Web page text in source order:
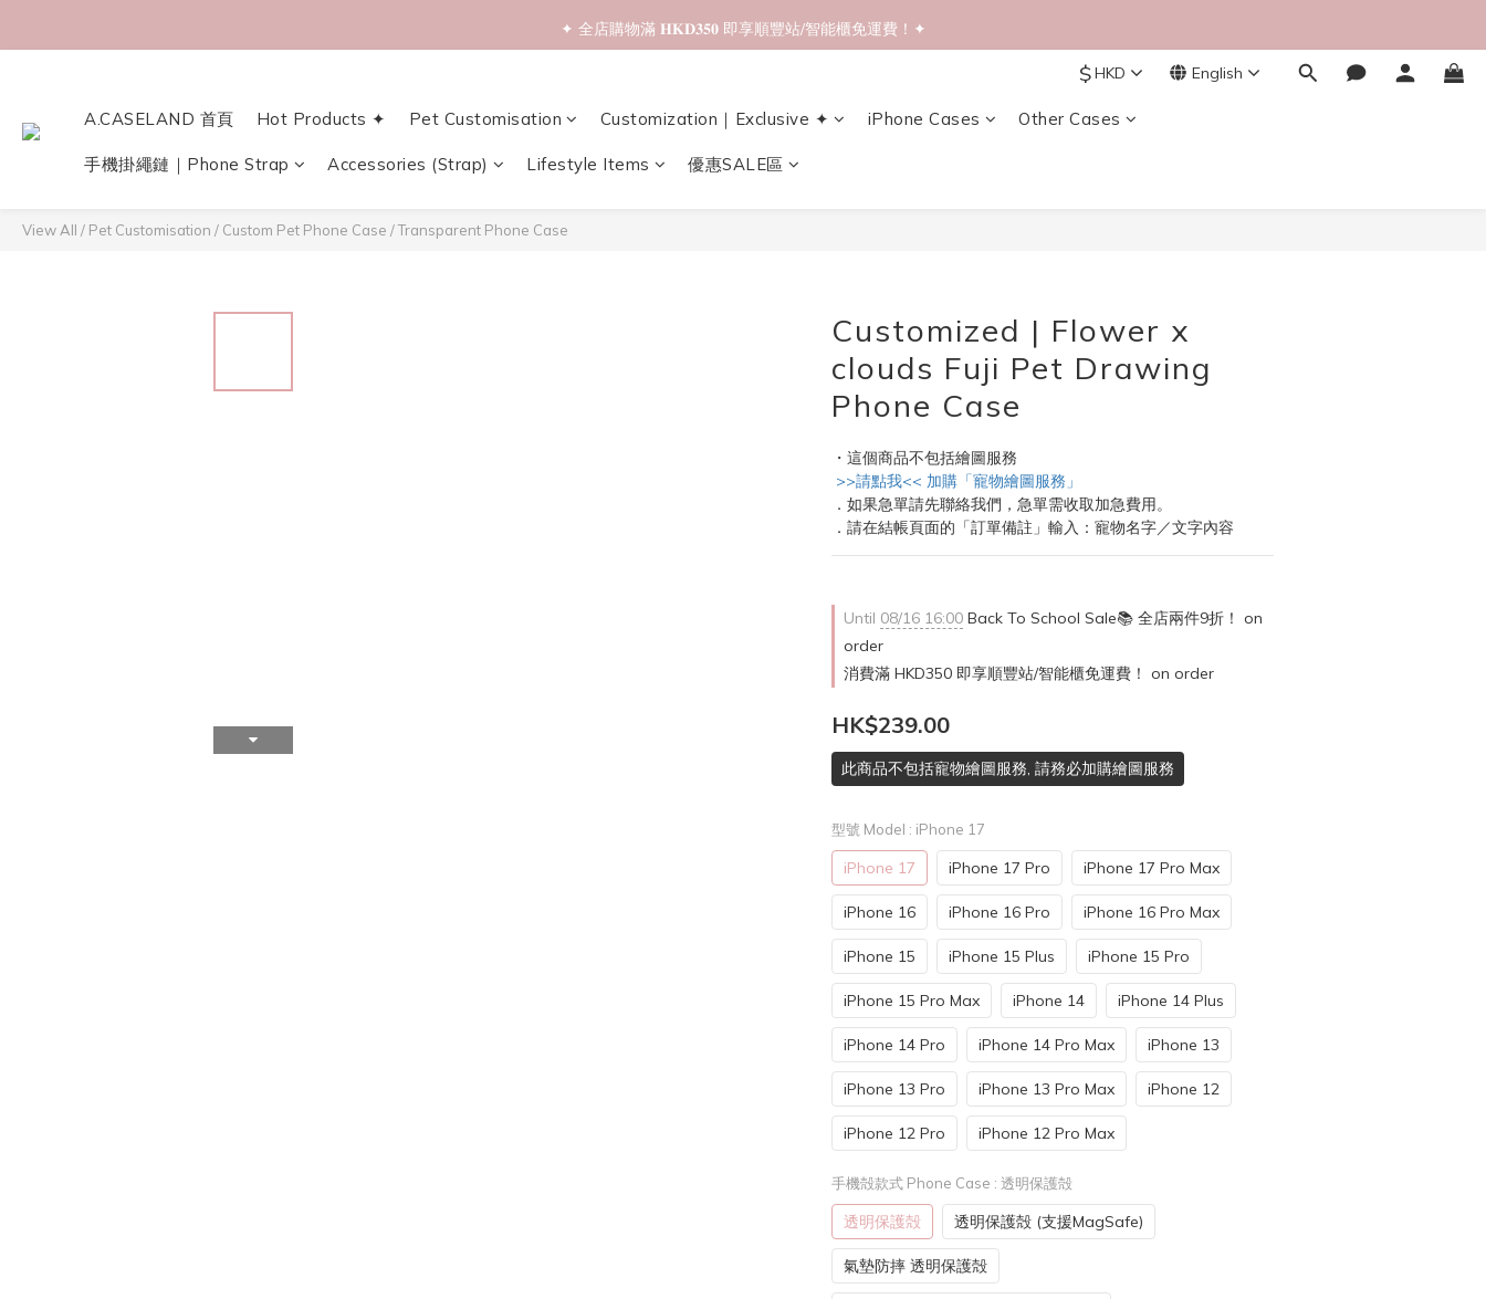
✦ 𝐁𝐚𝐜𝐤 𝐓𝐨 𝐒𝐜𝐡𝐨𝐨𝐥 𝐒𝐚𝐥𝐞📚 全店兩件𝟗折！✦
✦ 全店購物滿 𝐇𝐊𝐃𝟑𝟓𝟎 即享順豐站/智能櫃免運費！✦
$HKD English
A.CASELAND 首頁 Hot Products ✦ Pet Customisation Customization｜Exclusive ✦ iPhone Cases Other Cases
手機掛繩鏈｜Phone Strap Accessories (Strap) Lifestyle Items 優惠SALE區
View All / Pet Customisation / Custom Pet Phone Case /Transparent Phone Case
Customized | Flower x
clouds Fuji Pet Drawing
Phone Case
・這個商品不包括繪圖服務
>>請點我<< 加購「寵物繪圖服務」
．如果急單請先聯絡我們，急單需收取加急費用。
．請在結帳頁面的「訂單備註」輸入：寵物名字／文字內容
Until 08/16 16:00Back To School Sale📚 全店兩件9折！ on
order
消費滿 HKD350 即享順豐站/智能櫃免運費！ on order
HK$239.00
此商品不包括寵物繪圖服務, 請務必加購繪圖服務
型號 Model : iPhone 17
iPhone 17 iPhone 17 Pro iPhone 17 Pro Max
iPhone 16 iPhone 16 Pro iPhone 16 Pro Max
iPhone 15 iPhone 15 Plus iPhone 15 Pro
iPhone 15 Pro Max iPhone 14 iPhone 14 Plus
iPhone 14 Pro iPhone 14 Pro Max iPhone 13
iPhone 13 Pro iPhone 13 Pro Max iPhone 12
iPhone 12 Pro iPhone 12 Pro Max
手機殻款式 Phone Case : 透明保護殻
透明保護殻 透明保護殻 (支援MagSafe)
氣墊防摔 透明保護殻